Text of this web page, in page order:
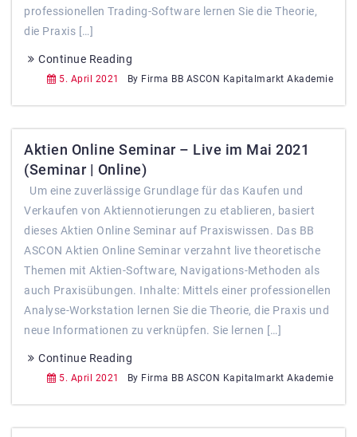
professionellen Trading-Software lernen Sie die Theorie,
die Praxis […]
Continue Reading
5. April 2021 By Firma BB ASCON Kapitalmarkt Akademie
Aktien Online Seminar – Live im Mai 2021
(Seminar | Online)
Um eine zuverlässige Grundlage für das Kaufen und
Verkaufen von Aktiennotierungen zu etablieren, basiert
dieses Aktien Online Seminar auf Praxiswissen. Das BB
ASCON Aktien Online Seminar verzahnt live theoretische
Themen mit Aktien-Software, Navigations-Methoden als
auch Praxisübungen. Inhalte: Mittels einer professionellen
Analyse-Workstation lernen Sie die Theorie, die Praxis und
neue Informationen zu verknüpfen. Sie lernen […]
Continue Reading
5. April 2021 By Firma BB ASCON Kapitalmarkt Akademie